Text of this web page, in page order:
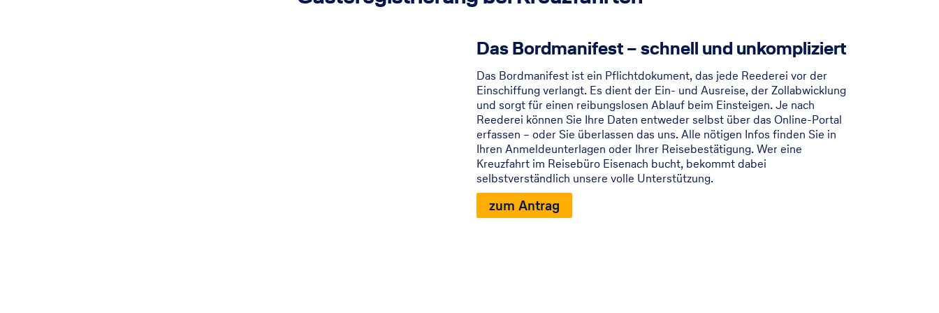
Das Bordmanifest – schnell und unkompliziert
Das Bordmanifest ist ein Pflichtdokument, das jede Reederei vor der
Einschiffung verlangt. Es dient der Ein- und Ausreise, der Zollabwicklung
und sorgt für einen reibungslosen Ablauf beim Einsteigen. Je nach
Reederei können Sie Ihre Daten entweder selbst über das Online-Portal
erfassen – oder Sie überlassen das uns. Alle nötigen Infos finden Sie in
Ihren Anmeldeunterlagen oder Ihrer Reisebestätigung. Wer eine
Kreuzfahrt im Reisebüro Eisenach bucht, bekommt dabei
selbstverständlich unsere volle Unterstützung.
zum Antrag